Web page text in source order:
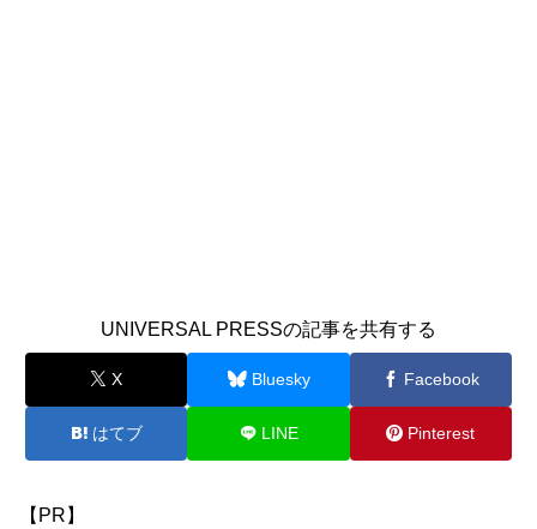
UNIVERSAL PRESSの記事を共有する
X Bluesky Facebook
はてブ LINE Pinterest
【PR】